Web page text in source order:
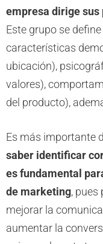
empresa dirige sus
Este grupo se
características
ubicación),
valores),
del producto),
Es más importante
saber identificar
es fundamental
de marketing, pues
mejorar la
aumentar la